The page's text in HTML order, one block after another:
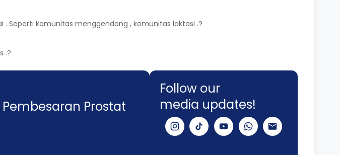
Seperti komunitas menggendong , komunitas laktasi .?
.?
Prostat
Follow our
media updates!